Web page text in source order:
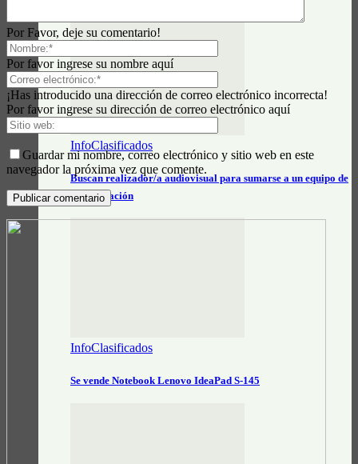
InfoClasificados
Buscan realizador/a audiovisual para sumarse a un equipo de
comunicación
InfoClasificados
Se vende Notebook Lenovo IdeaPad S-145
Por Favor, deje su comentario!
Por favor ingrese su nombre aquí
¡Has introducido una dirección de correo electrónico incorrecta!
Por favor ingrese su dirección de correo electrónico aquí
Guardar mi nombre, correo electrónico y sitio web en este
navegador la próxima vez que comente.